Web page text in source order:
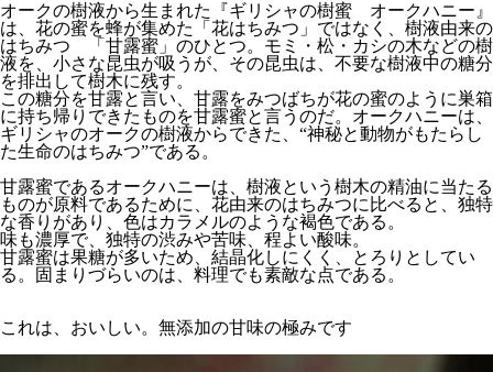
オークの樹液から生まれた『ギリシャの樹蜜 オークハニー』
は、花の蜜を蜂が集めた「花はちみつ」ではなく、樹液由来の
はちみつ 「甘露蜜」のひとつ。モミ・松・カシの木などの樹
液を、小さな昆虫が吸うが、その昆虫は、不要な樹液中の糖分
を排出して樹木に残す。
この糖分を甘露と言い、甘露をみつばちが花の蜜のように巣箱
に持ち帰りできたものを甘露蜜と言うのだ。オークハニーは、
ギリシャのオークの樹液からできた、“神秘と動物がもたらし
た生命のはちみつ”である。
甘露蜜であるオークハニーは、樹液という樹木の精油に当たる
ものが原料であるために、花由来のはちみつに比べると、独特
な香りがあり、色はカラメルのような褐色である。
味も濃厚で、独特の渋みや苦味、程よい酸味。
甘露蜜は果糖が多いため、結晶化しにくく、とろりとしてい
る。固まりづらいのは、料理でも素敵な点である。
これは、おいしい。無添加の甘味の極みです